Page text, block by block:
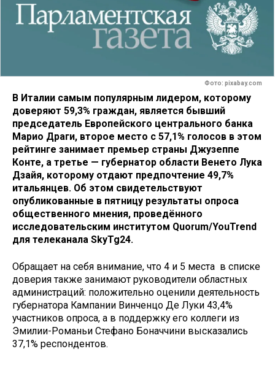
Фото: pixabay.com
В Италии самым популярным лидером, которому
доверяют 59,3% граждан, является бывший
председатель Европейского центрального банка
Марио Драги, второе место с 57,1% голосов в этом
рейтинге занимает премьер страны Джузеппе
Конте, а третье — губернатор области Венето Лука
Дзайя, которому отдают предпочтение 49,7%
итальянцев. Об этом свидетельствуют
опубликованные в пятницу результаты опроса
общественного мнения, проведённого
исследовательским институтом Quorum/YouTrend
для телеканала SkyTg24.
Обращает на себя внимание, что 4 и 5 места в списке
доверия также занимают руководители областных
администраций: положительно оценили деятельность
губернатора Кампании Винченцо Де Луки 43,4%
участников опроса, а в поддержку его коллеги из
Эмилии-Романьи Стефано Боначчини высказались
37,1% респондентов.